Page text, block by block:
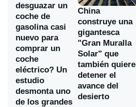
desguazar un
coche de
gasolina casi
nuevo para
comprar un
coche
eléctrico? Un
estudio
desmonta uno
de los grandes
China
construye una
gigantesca
"Gran Muralla
Solar" que
también quiere
detener el
avance del
desierto